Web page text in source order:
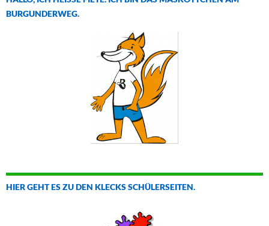
URGUNDERWEG.
HIER GEHT ES ZU DEN KLECKS SCHÜLERSEITEN.